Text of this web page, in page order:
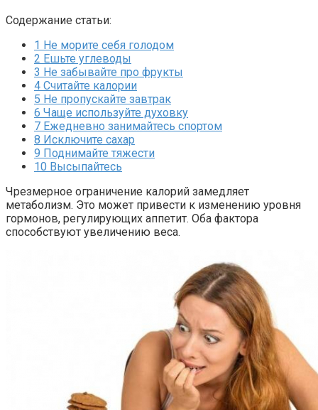
Содержание статьи:
1 Не морите себя голодом
2 Ешьте углеводы
3 Не забывайте про фрукты
4 Считайте калории
5 Не пропускайте завтрак
6 Чаще используйте духовку
7 Ежедневно занимайтесь спортом
8 Исключите сахар
9 Поднимайте тяжести
10 Высыпайтесь
Чрезмерное ограничение калорий замедляет
метаболизм. Это может привести к изменению уровня
гормонов, регулирующих аппетит. Оба фактора
способствуют увеличению веса.